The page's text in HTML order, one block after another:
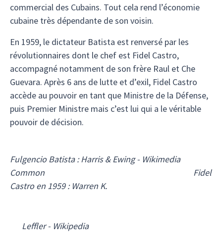
commercial des Cubains. Tout cela rend l’économie
cubaine très dépendante de son voisin.
En 1959, le dictateur Batista est renversé par les
révolutionnaires dont le chef est Fidel Castro,
accompagné notamment de son frère Raul et Che
Guevara. Après 6 ans de lutte et d’exil, Fidel Castro
accède au pouvoir en tant que Ministre de la Défense,
puis Premier Ministre mais c’est lui qui a le véritable
pouvoir de décision.
Fulgencio Batista : Harris & Ewing - Wikimedia
Common
Fidel
Castro en 1959 : Warren K.
Leffler - Wikipedia